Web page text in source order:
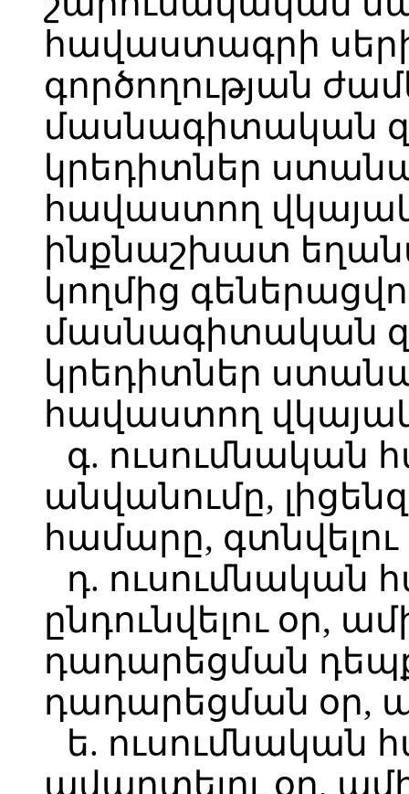
հավաստագրի
գործողության
մասնագիտական
կրեդիտներ
հավաստող
ինքնաշխատ
կողմից
մասնագիտական
կրեդիտներ
հավաստող
գ. ուսումնական
անվանումը,
համարը, գտնվելու
դ. ուսումնական
ընդունվելու օր,
դադարեցման
դադարեցման օր,
ե. ուսումնական
ավարտելու օր,